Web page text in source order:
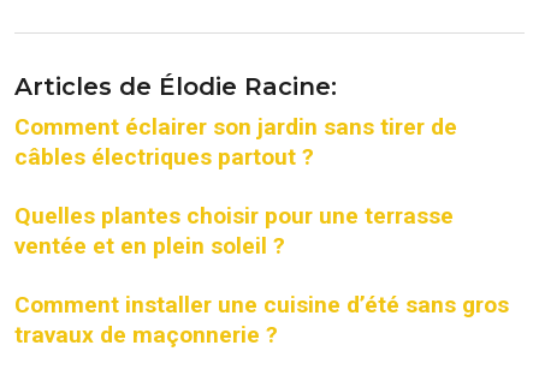
Articles de Élodie Racine:
Comment éclairer son jardin sans tirer de
câbles électriques partout ?
Quelles plantes choisir pour une terrasse
ventée et en plein soleil ?
Comment installer une cuisine d’été sans gros
travaux de maçonnerie ?